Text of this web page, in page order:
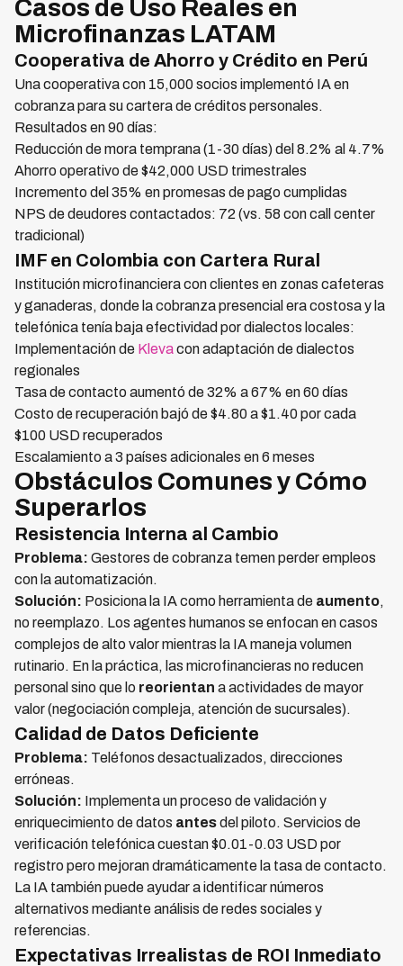
Casos de Uso Reales en
Microfinanzas LATAM
Cooperativa de Ahorro y Crédito en Perú
Una cooperativa con 15,000 socios implementó IA en
cobranza para su cartera de créditos personales.
Resultados en 90 días:
Reducción de mora temprana (1-30 días) del 8.2% al 4.7%
Ahorro operativo de $42,000 USD trimestrales
Incremento del 35% en promesas de pago cumplidas
NPS de deudores contactados: 72 (vs. 58 con call center
tradicional)
IMF en Colombia con Cartera Rural
Institución microfinanciera con clientes en zonas cafeteras
y ganaderas, donde la cobranza presencial era costosa y la
telefónica tenía baja efectividad por dialectos locales:
Implementación de Klevacon adaptación de dialectos
regionales
Tasa de contacto aumentó de 32% a 67% en 60 días
Costo de recuperación bajó de $4.80 a $1.40 por cada
$100 USD recuperados
Escalamiento a 3 países adicionales en 6 meses
Obstáculos Comunes y Cómo
Superarlos
Resistencia Interna al Cambio
Problema: Gestores de cobranza temen perder empleos
con la automatización.
Solución: Posiciona la IA como herramienta de aumento,
no reemplazo. Los agentes humanos se enfocan en casos
complejos de alto valor mientras la IA maneja volumen
rutinario. En la práctica, las microfinancieras no reducen
personal sino que lo reorientan a actividades de mayor
valor (negociación compleja, atención de sucursales).
Calidad de Datos Deficiente
Problema: Teléfonos desactualizados, direcciones
erróneas.
Solución: Implementa un proceso de validación y
enriquecimiento de datos antesdel piloto. Servicios de
verificación telefónica cuestan $0.01-0.03 USD por
registro pero mejoran dramáticamente la tasa de contacto.
La IA también puede ayudar a identificar números
alternativos mediante análisis de redes sociales y
referencias.
Expectativas Irrealistas de ROI Inmediato